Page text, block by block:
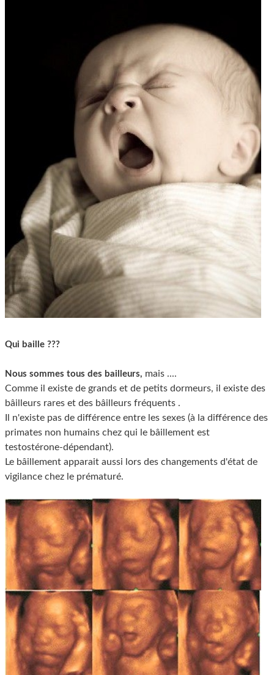
Qui baille ???
Nous sommes tous des bailleurs, mais ....
Comme il existe de grands et de petits dormeurs, il existe des
bâilleurs rares et des bâilleurs fréquents .
Il n'existe pas de différence entre les sexes (à la différence des
primates non humains chez qui le bâillement est
testostérone-dépendant).
Le bâillement apparait aussi lors des changements d'état de
vigilance chez le prématuré.